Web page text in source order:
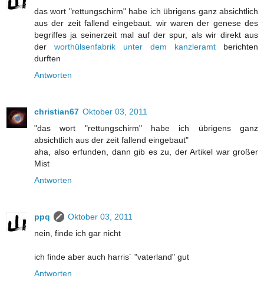
das wort "rettungschirm" habe ich übrigens ganz absichtlich
aus der zeit fallend eingebaut. wir waren der genese des
begriffes ja seinerzeit mal auf der spur, als wir direkt aus
der worthülsenfabrik unter dem kanzleramt berichten
durften
Antworten
christian67 Oktober 03, 2011
"das wort "rettungschirm" habe ich übrigens ganz
absichtlich aus der zeit fallend eingebaut"
aha, also erfunden, dann gib es zu, der Artikel war großer
Mist
Antworten
ppq
Oktober 03, 2011
nein, finde ich gar nicht
ich finde aber auch harris´ "vaterland" gut
Antworten